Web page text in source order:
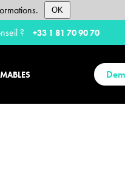
OK
? +33 1 81 70 90 70